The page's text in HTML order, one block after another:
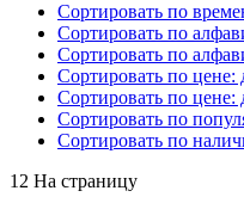
Сортировать по
Сортировать по
Сортировать по
Сортировать по
Сортировать по
Сортировать по
Сортировать по
12 На страницу